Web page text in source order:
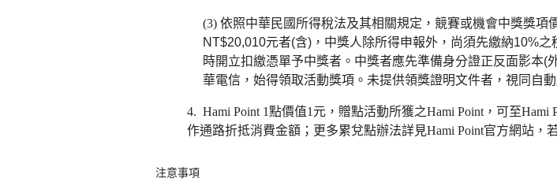
(3) 依照中華民國所得稅法及其相關規定，競賽或機會中獎獎項
NT$20,010元者(含) ，中獎人除所得申報外，尚須先繳納10%之
時開立扣繳憑單予中獎者。中獎者應先準備身分證正反面影本(
華電信，始得領取活動獎項。未提供領獎證明文件者，視同自
4. Hami Point 1點價值1元，贈點活動所獲之Hami Point，可至
作通路折抵消費金額；更多累兌點辦法詳見Hami Point官方網站，
注意事項